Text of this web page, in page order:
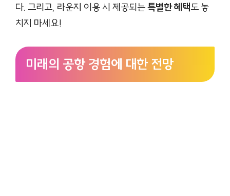
다. 그리고, 라운지 이용 시 제공되는특별한 혜택도 놓
치지 마세요!
미래의 공항 경험에 대한 전망